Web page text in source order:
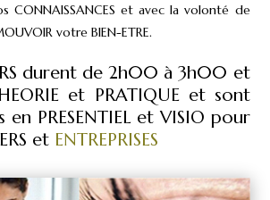
CONNAISSANCES et avec la volonté de
votre BIEN-ETRE.
durent de 2h00 à 3h00 et
et PRATIQUE et sont
PRESENTIEL et VISIO pour
et ENTREPRISES